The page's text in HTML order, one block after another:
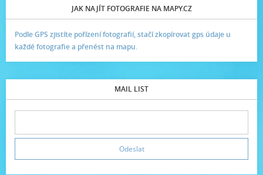
JAK NAJÍT FOTOGRAFIE NA MAPY.CZ
Podle GPS zjistíte pořízení fotografií, stačí zkopírovat gps údaje u
každé fotografie a přenést na mapu.
MAIL LIST